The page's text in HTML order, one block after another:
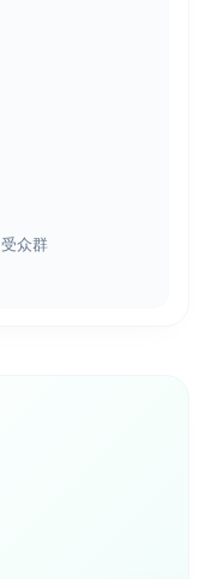
众群